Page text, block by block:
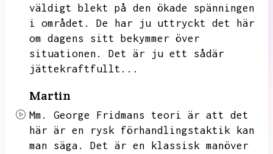
väldigt blekt på den ökade spänningen
i området.
De har ju uttryckt det här
om dagens sitt bekymmer över
situationen.
Det är ju ett sådär
jättekraftfullt...
Martin
Mm.
George Fridmans teori är att det
här är en rysk förhandlingstaktik kan
man säga.
Det är en klassisk manöver